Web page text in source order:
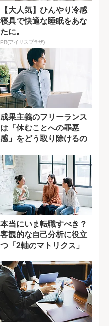
【大人気】ひんやり冷感
寝具で快適な睡眠をあな
たに。
PR(アイリスプラザ)
成果主義のフリーランス
は「休むことへの罪悪
感」をどう取り除けるの
本当にいま転職すべき？
客観的な自己分析に役立
つ「2軸のマトリクス」